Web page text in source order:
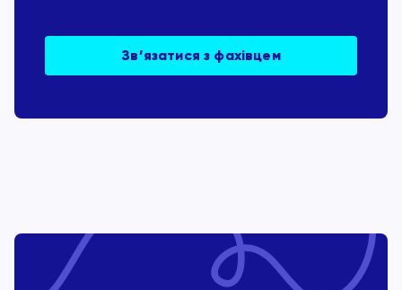
Зв’язатися з фахівцем